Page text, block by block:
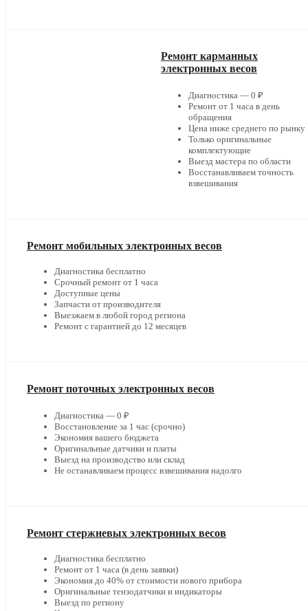
Ремонт карманных
электронных весов
Диагностика — 0 ₽
Ремонт от 1 часа в день
обращения
Цена ниже среднего по рынку
Только оригинальные
комплектующие
Выезд мастера по области
Восстанавливаем точность
взвешивания
Ремонт мобильных электронных весов
Диагностика бесплатно
Срочный ремонт от 1 часа
Доступные цены
Запчасти от производителя
Выезжаем в любой город региона
Ремонт с гарантией до 12 месяцев
Ремонт поточных электронных весов
Диагностика — 0 ₽
Восстановление за 1 час (срочно)
Экономия вашего бюджета
Оригинальные датчики и платы
Выезд на производство или склад
Не останавливаем процесс взвешивания надолго
Ремонт стержневых электронных весов
Диагностика бесплатно
Ремонт от 1 часа (в день заявки)
Экономия до 40% от стоимости нового прибора
Оригинальные тензодатчики и индикаторы
Выезд по региону